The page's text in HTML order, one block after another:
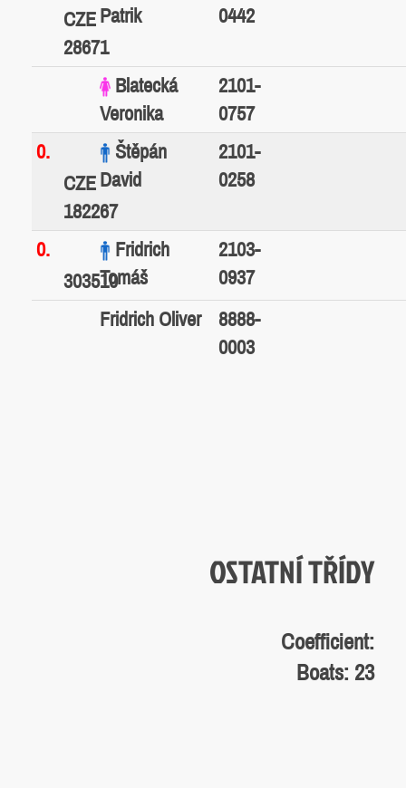
CZE
28671
Patrik
0442
Blatecká
Veronika
2101-
0757
0.
CZE
182267
Štěpán
David
2101-
0258
0.
303510
Fridrich
Tomáš
2103-
0937
Fridrich Oliver
8888-
0003
OSTATNÍ TŘÍDY
Coefficient:
Boats: 23